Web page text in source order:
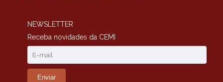
NEWSLETTER
Receba novidades da CEMI
Enviar